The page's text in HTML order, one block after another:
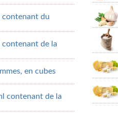
contenant du
contenant de la
en cubes
contenant de la